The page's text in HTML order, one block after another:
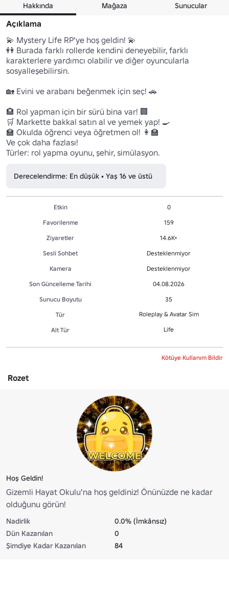
Hakkında Mağaza Sunucular
Açıklama
💫 Mystery Life RP'ye hoş geldin! 💫
👭 Burada farklı rollerde kendini deneyebilir, farklı
karakterlere yardımcı olabilir ve diğer oyuncularla
sosyalleşebilirsin.
🏡 Evini ve arabanı beğenmek için seç! 🚗
🏨 Rol yapman için bir sürü bina var! 🏢
🛒 Markette bakkal satın al ve yemek yap! 🍳
🏫 Okulda öğrenci veya öğretmen ol! 👩‍🏫
Ve çok daha fazlası!
Türler: rol yapma oyunu, şehir, simülasyon.
Derecelendirme: En düşük • Yaş 16 ve üstü
Etkin
0
Favorilenme
159
Ziyaretler
14.6K+
Sesli Sohbet
Desteklenmiyor
Kamera
Desteklenmiyor
Son Güncelleme Tarihi
04.08.2026
Sunucu Boyutu
35
Tür
Roleplay & Avatar Sim
Alt Tür Life
Kötüye Kullanım Bildir
Rozet
Hoş Geldin!
Gizemli Hayat Okulu'na hoş geldiniz! Önünüzde ne kadar
olduğunu görün!
Nadirlik
0.0% (İmkânsız)
Dün Kazanılan
0
Şimdiye Kadar Kazanılan
84